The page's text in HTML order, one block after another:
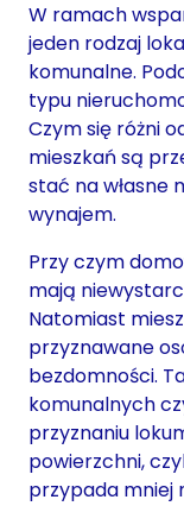
W ramach
jeden rodzaj
komunalne.
typu
Czym się różni
mieszkań są
stać na własne
wynajem.
Przy czym
mają
Natomiast
przyznawane
bezdomności.
komunalnych
przyznaniu
powierzchni,
przypada mniej